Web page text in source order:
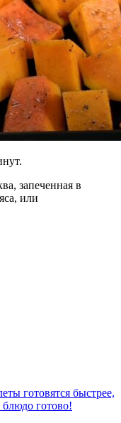
запеченная в
или
готовятся быстрее,
готово!